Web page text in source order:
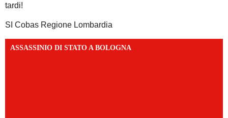
tardi!
SI Cobas Regione Lombardia
ASSASSINIO DI STATO A BOLOGNA